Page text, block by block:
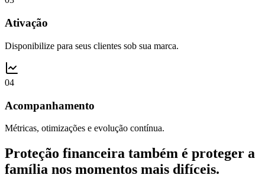
Ativação
Disponibilize para seus clientes sob sua marca.
04
Acompanhamento
Métricas, otimizações e evolução contínua.
Proteção financeira também é proteger a
família nos momentos mais difíceis.